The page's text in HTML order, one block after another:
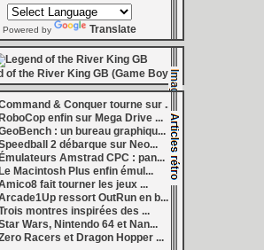
[
LS] [XB360] Xbox360BadUpdate v1.3 l'exploit Xbox 360 gagne en fiabilité et ajoute un mode de récupération
Freak va revoir sa copie
NFT ferme ses portes
a déjà quarante ans
pour les joueurs
neuf avec le mode The Grounds
pour la rentrée
Boy arrivera à la rentrée 2026
en 1.0
gratuit
[
GK] Mémoire cash - Retour sur Hybrid Heaven, l'étrange exclusivité Konami de la Nintendo 64
[
GK] Nouvelle grève à Quantic Dream (Detroit : Become Human) contre les 115 licenciements
[
GK] Mafia The Old Country : l'extension « Homme d'honneur » se dévoile avant sa sortie
Switch Online
tient sa date de sortie
les nouvelles factions
[
LS] [PS5] BD-JB5 : Gezine renomme son exploit Blu-ray Java pour PS5, avec un support confirmé jusqu'au 13.42
Powered by Translate
of the River King GB (Game Boy)
& Conquer tourne sur ...
enfin sur Mega Drive ...
: un bureau graphiqu...
2 débarque sur Neo...
Amstrad CPC : pan...
Macintosh Plus enfin émul...
fait tourner les jeux ...
ressort OutRun en b...
montres inspirées des ...
Wars, Nintendo 64 et Nan...
Racers et Dragon Hopper ...